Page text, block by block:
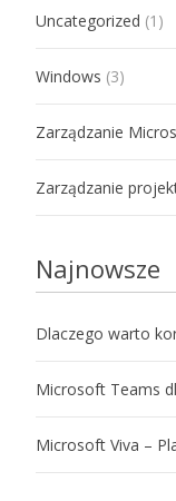
Uncategorized (1)
Windows (3)
Zarządzanie
Zarządzanie
Najnowsze
Dlaczego warto
Microsoft Teams
Microsoft Viva –